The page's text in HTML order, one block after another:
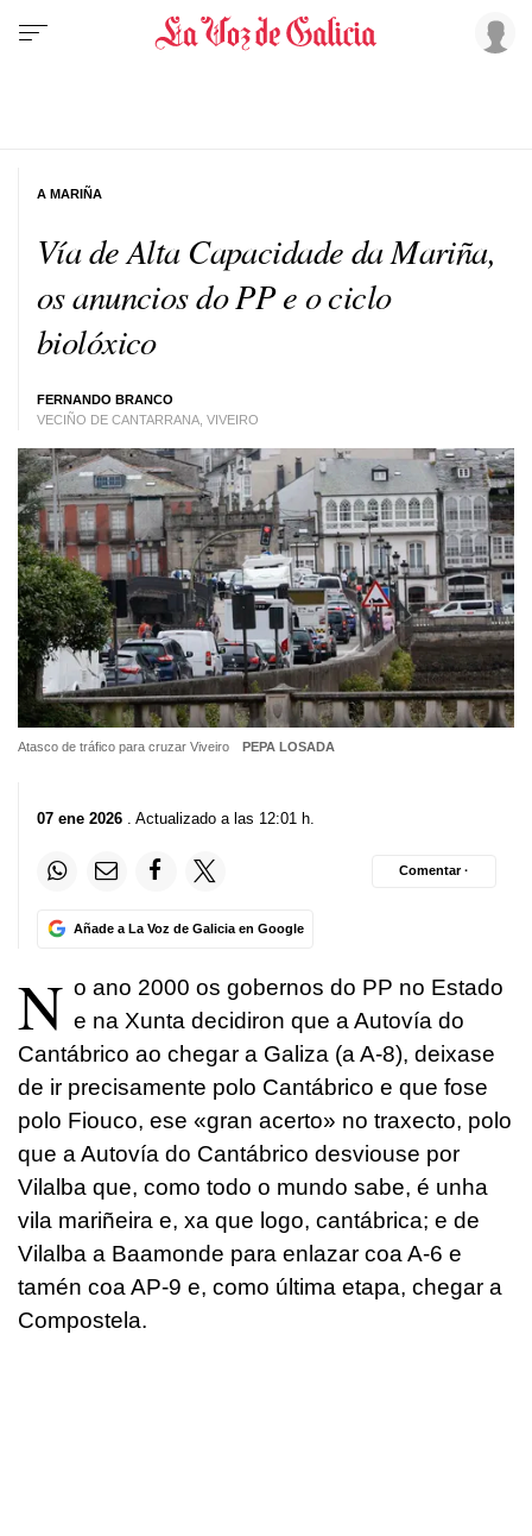
Vía de Alta Capacidade da Mariña,
os anuncios do PP e o ciclo
biolóxico
FERNANDO BRANCO
VECIÑO DE CANTARRANA, VIVEIRO
A MARIÑA
Atasco de tráfico para cruzar Viveiro PEPA LOSADA
07 ene 2026 . Actualizado a las 12:01 h.
Añade a La Voz de Galicia en Google
Comentar ·
N o ano 2000 os gobernos do PP no Estado
e na Xunta decidiron que a Autovía do
Cantábrico ao chegar a Galiza (a A-8), deixase
de ir precisamente polo Cantábrico e que fose
polo Fiouco, ese «gran acerto» no traxecto, polo
que a Autovía do Cantábrico desviouse por
Vilalba que, como todo o mundo sabe, é unha
vila mariñeira e, xa que logo, cantábrica; e de
Vilalba a Baamonde para enlazar coa A-6 e
tamén coa AP-9 e, como última etapa, chegar a
Compostela.